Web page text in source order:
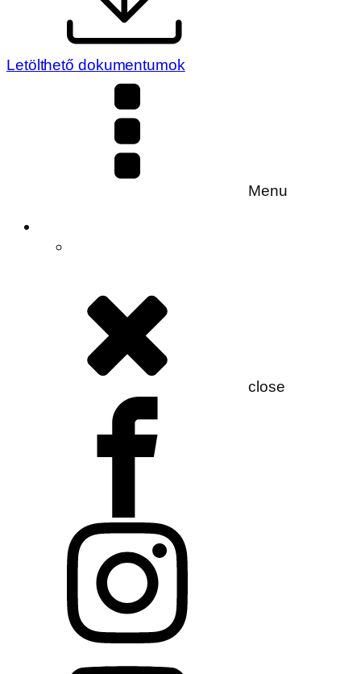
Letölthető dokumentumok
Menu
close